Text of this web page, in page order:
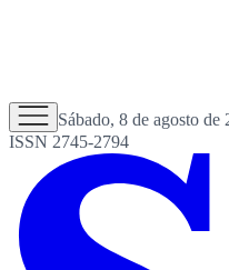
Sábado, 8 de agosto de
ISSN 2745-2794